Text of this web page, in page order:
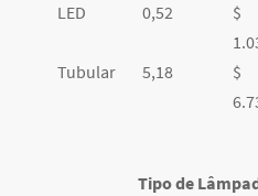
LED
0,52
$
Tubular
5,18
$
Tipo de